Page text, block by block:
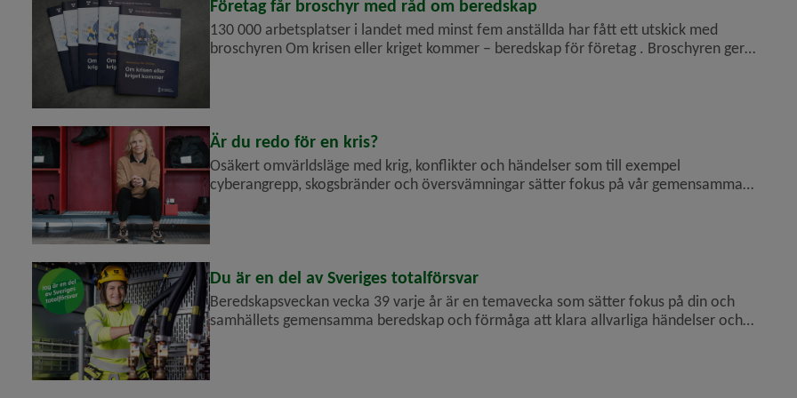
Företag får broschyr med råd om beredskap
130 000 arbetsplatser i landet med minst fem anställda har fått ett utskick med
broschyren Om krisen eller kriget kommer – beredskap för företag . Broschyren ger
Är du redo för en kris?
Osäkert omvärldsläge med krig, konflikter och händelser som till exempel
cyberangrepp, skogsbränder och översvämningar sätter fokus på vår gemensamma
Fjäll...
Du är en del av Sveriges totalförsvar
Beredskapsveckan vecka 39 varje år är en temavecka som sätter fokus på din och
samhällets gemensamma beredskap och förmåga att klara allvarliga händelser och
kriser. Du är en viktig del av Umeå kommuns beredskap och Sveriges totalförsvar. F...